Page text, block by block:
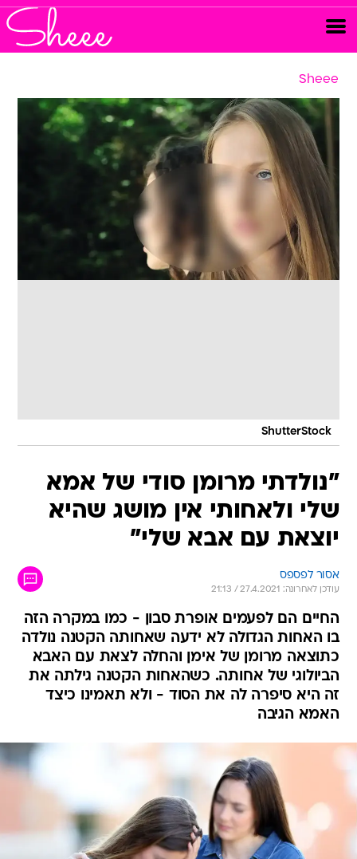
Sheee
ShutterStock
"נולדתי מרומן סודי של אמא
שלי ולאחותי אין מושג שהיא
יוצאת עם אבא שלי"
אסור לפספס
עודכן לאחרונה: 27.4.2021 / 21:13
החיים הם לפעמים אופרת סבון - כמו במקרה הזה
בו האחות הגדולה לא ידעה שאחותה הקטנה נולדה
כתוצאה מרומן של אימן והחלה לצאת עם האבא
הביולוגי של אחותה. כשהאחות הקטנה גילתה את
זה היא סיפרה לה את הסוד - ולא תאמינו כיצד
האמא הגיבה